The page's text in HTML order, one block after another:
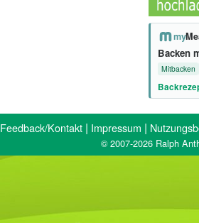
my
Backen
Mitbacken
Feedback/Kontakt | Impressum |
© 2007-2026 Ralph